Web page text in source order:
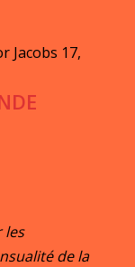
Jacobs 17,
les
de la